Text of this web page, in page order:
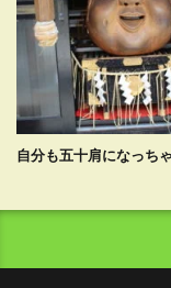
自分も五十肩になっち